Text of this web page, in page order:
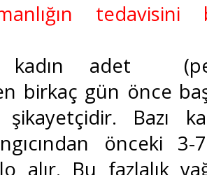
tedavisini
kadın adet
birkaç gün önce
Bazı
önceki
alır. Bu fazlalık